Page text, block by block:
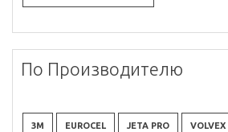
По Производителю
3M EUROCEL JETA PRO VOLVEX